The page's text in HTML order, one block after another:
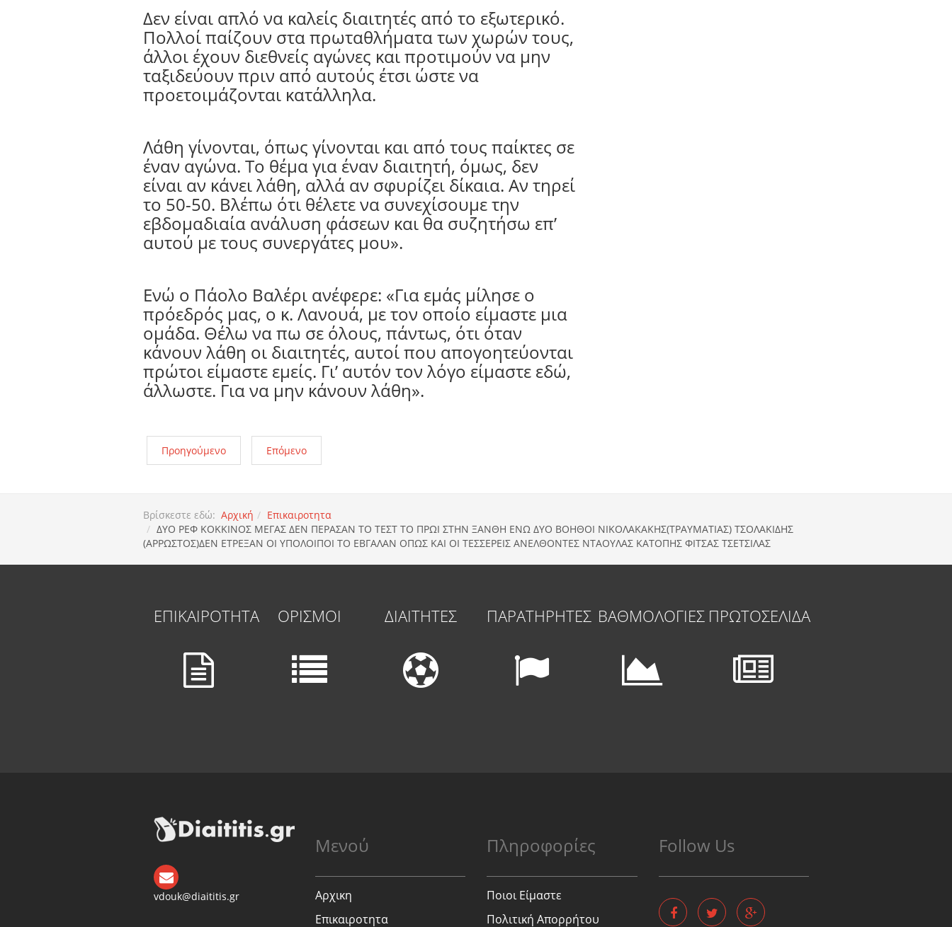
Δεν είναι απλό να καλείς διαιτητές από το εξωτερικό.
Πολλοί παίζουν στα πρωταθλήματα των χωρών τους,
άλλοι έχουν διεθνείς αγώνες και προτιμούν να μην
ταξιδεύουν πριν από αυτούς έτσι ώστε να
προετοιμάζονται κατάλληλα.
Λάθη γίνονται, όπως γίνονται και από τους παίκτες σε
έναν αγώνα. Το θέμα για έναν διαιτητή, όμως, δεν
είναι αν κάνει λάθη, αλλά αν σφυρίζει δίκαια. Αν τηρεί
το 50-50. Βλέπω ότι θέλετε να συνεχίσουμε την
εβδομαδιαία ανάλυση φάσεων και θα συζητήσω επ’
αυτού με τους συνεργάτες μου».
Ενώ ο Πάολο Βαλέρι ανέφερε: «Για εμάς μίλησε ο
πρόεδρός μας, ο κ. Λανουά, με τον οποίο είμαστε μια
ομάδα. Θέλω να πω σε όλους, πάντως, ότι όταν
κάνουν λάθη οι διαιτητές, αυτοί που απογοητεύονται
πρώτοι είμαστε εμείς. Γι’ αυτόν τον λόγο είμαστε εδώ,
άλλωστε. Για να μην κάνουν λάθη».
Προηγούμενο Επόμενο
Βρίσκεστε εδώ: Αρχική
Επικαιροτητα
ΔΥΟ ΡΕΦ ΚΟΚΚΙΝΟΣ ΜΕΓΑΣ ΔΕΝ ΠΕΡΑΣΑΝ ΤΟ ΤΕΣΤ ΤΟ ΠΡΩΙ ΣΤΗΝ ΞΑΝΘΗ ΕΝΩ ΔΥΟ ΒΟΗΘΟΙ ΝΙΚΟΛΑΚΑΚΗΣ(ΤΡΑΥΜΑΤΙΑΣ) ΤΣΟΛΑΚΙΔΗΣ
(ΑΡΡΩΣΤΟΣ)ΔΕΝ ΕΤΡΕΞΑΝ ΟΙ ΥΠΟΛΟΙΠΟΙ ΤΟ ΕΒΓΑΛΑΝ ΟΠΩΣ ΚΑΙ ΟΙ ΤΕΣΣΕΡΕΙΣ ΑΝΕΛΘΟΝΤΕΣ ΝΤΑΟΥΛΑΣ ΚΑΤΟΠΗΣ ΦΙΤΣΑΣ ΤΣΕΤΣΙΛΑΣ
ΕΠΙΚΑΙΡΟΤΗΤΑ ΟΡΙΣΜΟΙ ΔΙΑΙΤΗΤΕΣ ΠΑΡΑΤΗΡΗΤΕΣ ΒΑΘΜΟΛΟΓΙΕΣ ΠΡΩΤΟΣΕΛΙΔΑ
vdouk@diaititis.gr
Μενού
Αρχικη
Επικαιροτητα
Πληροφορίες
Ποιοι Είμαστε
Πολιτική Απορρήτου
Follow Us